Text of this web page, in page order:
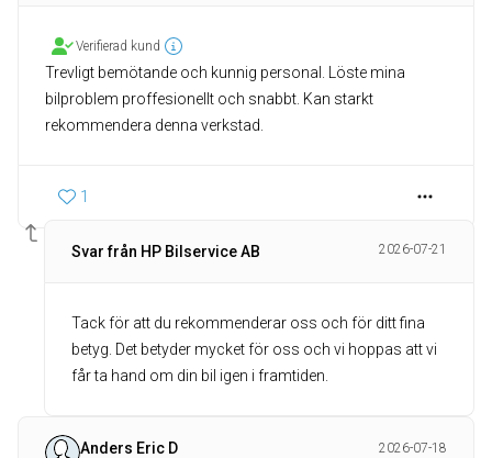
Verifierad kund
Trevligt bemötande och kunnig personal. Löste mina
bilproblem proffesionellt och snabbt. Kan starkt
rekommendera denna verkstad.
1
Svar från HP Bilservice AB 2026-07-21
Tack för att du rekommenderar oss och för ditt fina
betyg. Det betyder mycket för oss och vi hoppas att vi
får ta hand om din bil igen i framtiden.
Anders Eric D
2026-07-18